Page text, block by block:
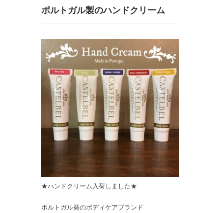
ポルトガル製のハンドクリーム
★ハンドクリーム入荷しました★
ポルトガル発のボディケアブランド